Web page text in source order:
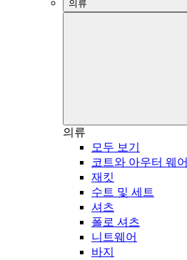
의류
의류
모두 보기
코트와 아우터 웨어
재킷
수트 및 세트
셔츠
폴로 셔츠
니트웨어
바지